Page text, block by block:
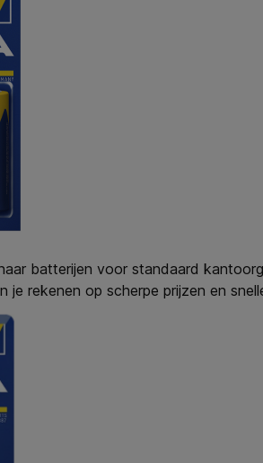
batterijen voor standaard
je rekenen op scherpe prijzen en